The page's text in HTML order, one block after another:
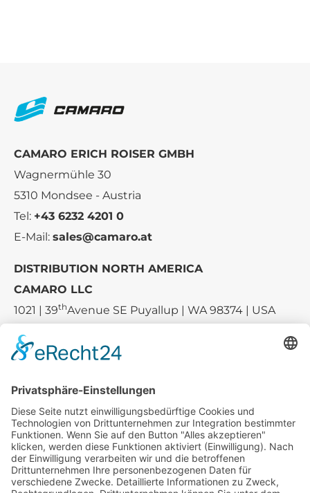
CAMARO ERICH ROISER GMBH
Wagnermühle 30
5310 Mondsee - Austria
Tel: +43 6232 4201 0
E-Mail: sales@camaro.at
DISTRIBUTION NORTH AMERICA
CAMARO LLC
1021 | 39thAvenue SE Puyallup | WA 98374 | USA
Tel.:+1 253-867-57 35
Unternehmen
Service
Media